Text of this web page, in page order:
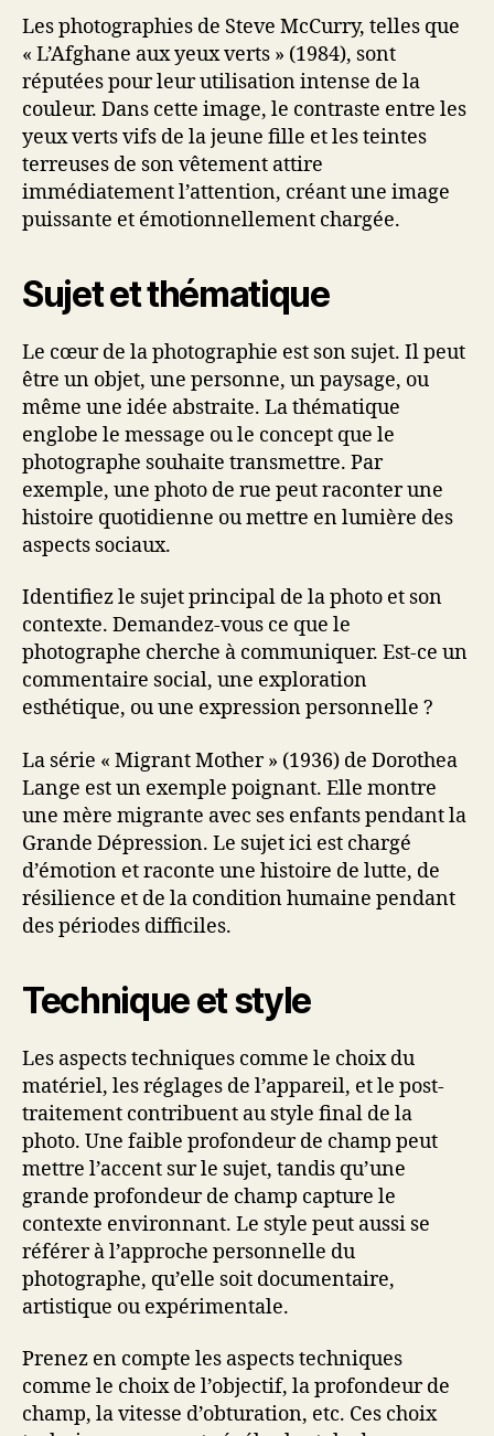
Les photographies de Steve McCurry, telles que
« L’Afghane aux yeux verts » (1984), sont
réputées pour leur utilisation intense de la
couleur. Dans cette image, le contraste entre les
yeux verts vifs de la jeune fille et les teintes
terreuses de son vêtement attire
immédiatement l’attention, créant une image
puissante et émotionnellement chargée.
Sujet et thématique
Le cœur de la photographie est son sujet. Il peut
être un objet, une personne, un paysage, ou
même une idée abstraite. La thématique
englobe le message ou le concept que le
photographe souhaite transmettre. Par
exemple, une photo de rue peut raconter une
histoire quotidienne ou mettre en lumière des
aspects sociaux.
Identifiez le sujet principal de la photo et son
contexte. Demandez-vous ce que le
photographe cherche à communiquer. Est-ce un
commentaire social, une exploration
esthétique, ou une expression personnelle ?
La série « Migrant Mother » (1936) de Dorothea
Lange est un exemple poignant. Elle montre
une mère migrante avec ses enfants pendant la
Grande Dépression. Le sujet ici est chargé
d’émotion et raconte une histoire de lutte, de
résilience et de la condition humaine pendant
des périodes difficiles.
Technique et style
Les aspects techniques comme le choix du
matériel, les réglages de l’appareil, et le post-
traitement contribuent au style final de la
photo. Une faible profondeur de champ peut
mettre l’accent sur le sujet, tandis qu’une
grande profondeur de champ capture le
contexte environnant. Le style peut aussi se
référer à l’approche personnelle du
photographe, qu’elle soit documentaire,
artistique ou expérimentale.
Prenez en compte les aspects techniques
comme le choix de l’objectif, la profondeur de
champ, la vitesse d’obturation, etc. Ces choix